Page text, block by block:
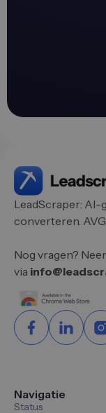
LeadScraper: AI-
converteren.
Nog vragen?
via
Navigatie
Status